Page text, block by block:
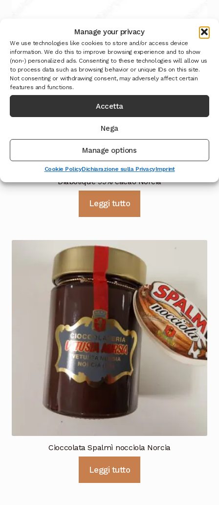
Manage your privacy
We use technologies like cookies to store and/or access device
information. We do this to improve browsing experience and to show
(non-) personalized ads. Consenting to these technologies will allow us
to process data such as browsing behavior or unique IDs on this site.
Not consenting or withdrawing consent, may adversely affect certain
features and functions.
Accetta
Nega
Manage options
Cookie PolicyDichiarazione sulla PrivacyImprint
Diabolique 99% cacao Norcia
Leggi tutto
Cioccolata Spalmì nocciola Norcia
Leggi tutto